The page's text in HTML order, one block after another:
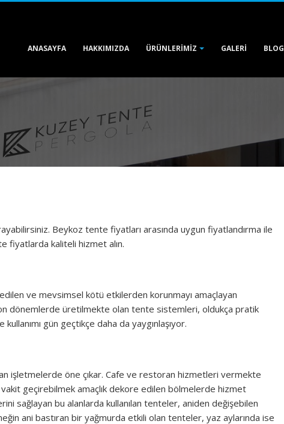
ANASAYFA HAKKIMIZDA ÜRÜNLERIMIZ GALERI BLOG
Beykoz tente fiyatları arasında uygun fiyatlandırma ile
fiyatlarda kaliteli hizmet alın.
ve mevsimsel kötü etkilerden korunmayı amaçlayan
dönemlerde üretilmekte olan tente sistemleri, oldukça pratik
gün geçtikçe daha da yaygınlaşıyor.
işletmelerde öne çıkar. Cafe ve restoran hizmetleri vermekte
geçirebilmek amaçlık dekore edilen bölmelerde hizmet
sağlayan bu alanlarda kullanılan tenteler, aniden değişebilen
ani bastıran bir yağmurda etkili olan tenteler, yaz aylarında ise